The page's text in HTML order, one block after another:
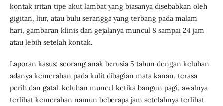
kontak iritan tipe akut lambat yang biasanya disebabkan oleh
gigitan, liur, atau bulu serangga yang terbang pada malam
hari, gambaran klinis dan gejalanya muncul 8 sampai 24 jam
atau lebih setelah kontak.
Laporan kasus: seorang anak berusia 5 tahun dengan keluhan
adanya kemerahan pada kulit dibagian mata kanan, terasa
perih dan gatal. keluhan muncul ketika bangun pagi, awalnya
terlihat kemerahan namun beberapa jam setelahnya terlihat